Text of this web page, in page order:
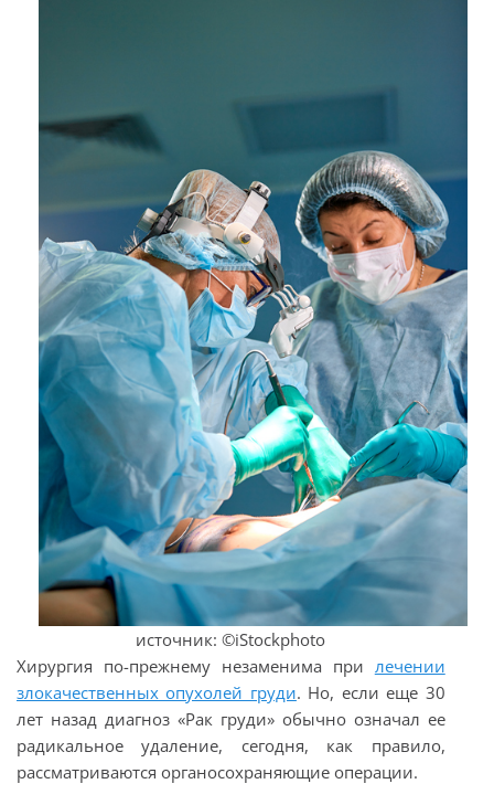
источник: ©iStockphoto
Хирургия по-прежнему незаменима при лечении
злокачественных опухолей груди. Но, если еще 30
лет назад диагноз «Рак груди» обычно означал ее
радикальное удаление, сегодня, как правило,
рассматриваются органосохраняющие операции.